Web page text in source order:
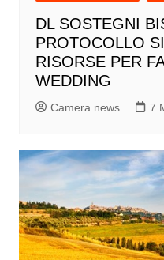
DL SOSTEGNI
PROTOCOLLO
RISORSE PER
WEDDING
Camera news 7